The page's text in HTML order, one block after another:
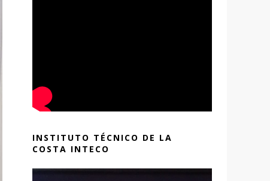
INSTITUTO TÉCNICO DE LA
COSTA INTECO